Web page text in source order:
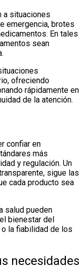
a situaciones
emergencia, brotes
En tales
sean
ofreciendo
rápidamente en
de la atención.
confiar en
más
y regulación. Un
sigue las
cada producto sea
salud pueden
bienestar del
la fiabilidad de los
necesidades